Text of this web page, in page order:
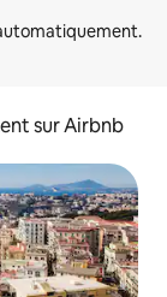
sur Airbnb